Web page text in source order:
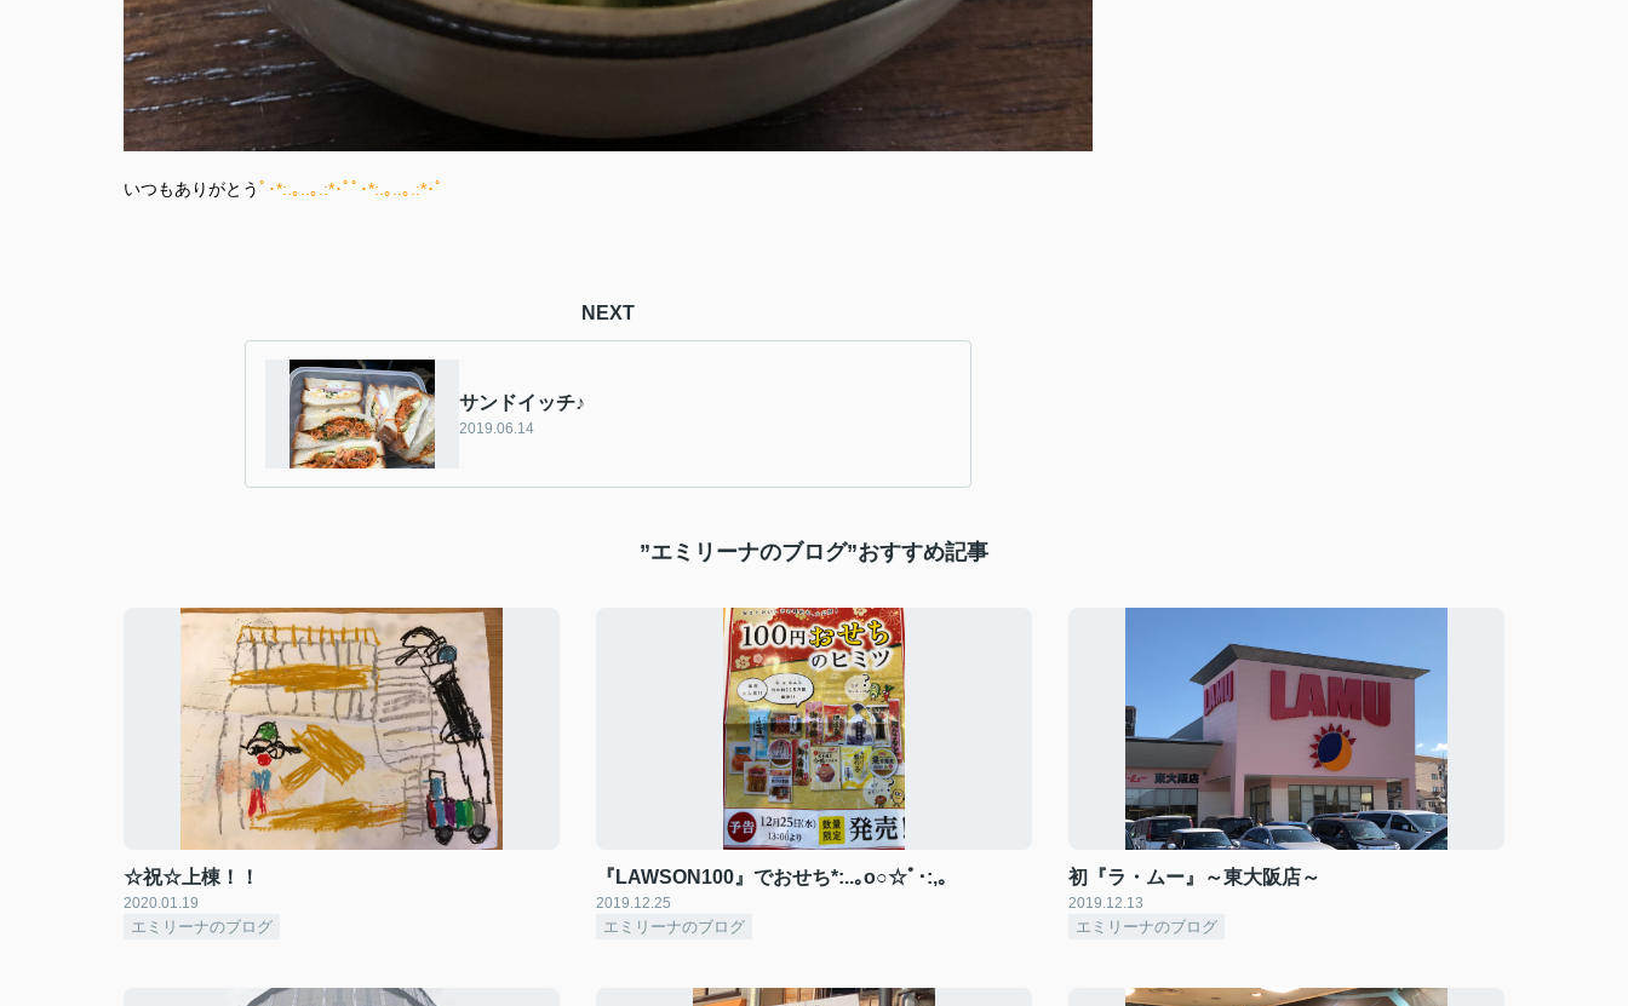
いつもありがとうﾟ･*:.｡..｡.:*･ﾟﾟ･*:.｡..｡.:*･ﾟ
NEXT
サンドイッチ♪
2019.06.14
”エミリーナのブログ”おすすめ記事
☆祝☆上棟！！
2020.01.19
エミリーナのブログ
『LAWSON100』でおせち*:..｡o○☆ﾟ･:,｡
2019.12.25
エミリーナのブログ
初『ラ・ムー』～東大阪店～
2019.12.13
エミリーナのブログ